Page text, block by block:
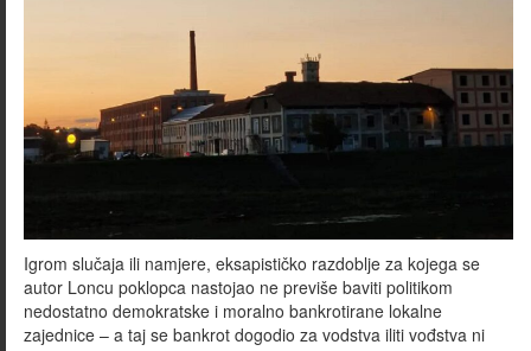
Igrom slučaja ili namjere, eksapističko razdoblje za kojega se
autor Loncu poklopca nastojao ne previše baviti politikom
nedostatno demokratske i moralno bankrotirane lokalne
zajednice – a taj se bankrot dogodio za vodstva iliti vođstva ni